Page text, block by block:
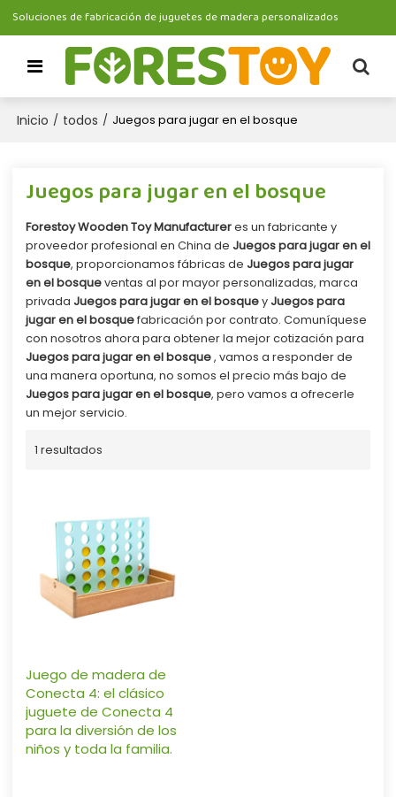
Soluciones de fabricación de juguetes de madera personalizados
Inicio / todos / Juegos para jugar en el bosque
Juegos para jugar en el bosque
Forestoy Wooden Toy Manufactureres un fabricante y
proveedor profesional en China de Juegos para jugar en el
bosque, proporcionamos fábricas de Juegos para jugar
en el bosqueventas al por mayor personalizadas, marca
privada Juegos para jugar en el bosqueyJuegos para
jugar en el bosquefabricación por contrato. Comuníquese
con nosotros ahora para obtener la mejor cotización para
Juegos para jugar en el bosque, vamos a responder de
una manera oportuna, no somos el precio más bajo de
Juegos para jugar en el bosque, pero vamos a ofrecerle
un mejor servicio.
1 resultados
Juego de madera de
Conecta 4: el clásico
juguete de Conecta 4
para la diversión de los
niños y toda la familia.